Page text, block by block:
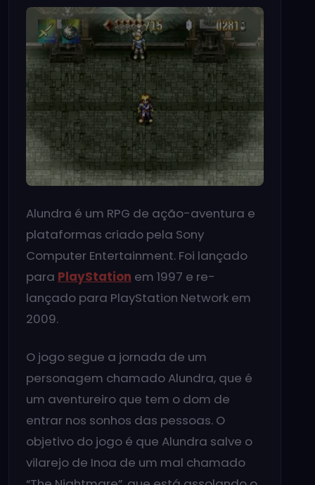
Alundra é um RPG de ação-aventura e
plataformas criado pela Sony
Computer Entertainment. Foi lançado
para PlayStation em 1997 e re-
lançado para PlayStation Network em
2009.
O jogo segue a jornada de um
personagem chamado Alundra, que é
um aventureiro que tem o dom de
entrar nos sonhos das pessoas. O
objetivo do jogo é que Alundra salve o
vilarejo de Inoa de um mal chamado